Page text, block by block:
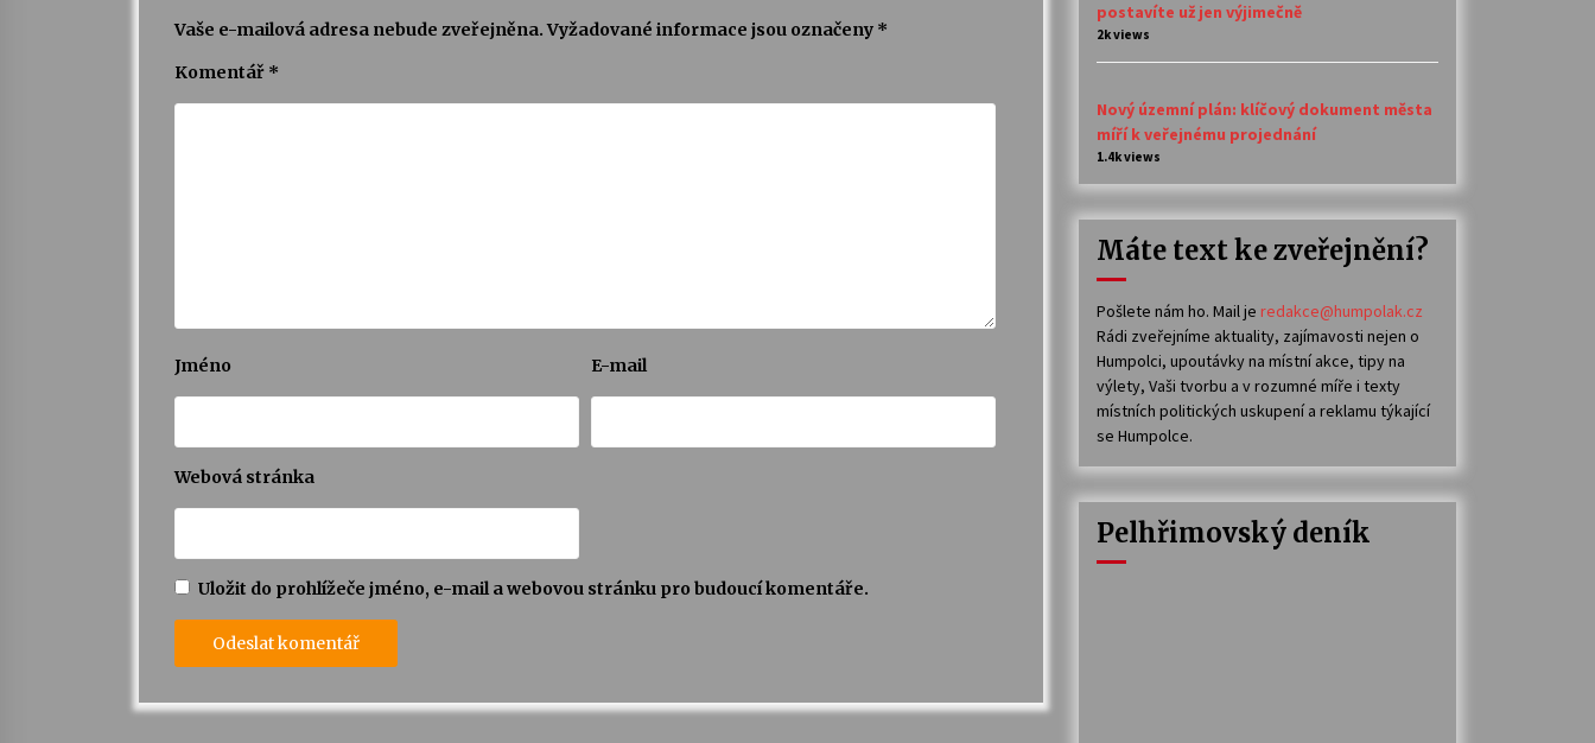
Vaše e-mailová adresa nebude zveřejněna. Vyžadované informace jsou označeny *
Komentář *
Jméno E-mail
Webová stránka
Uložit do prohlížeče jméno, e-mail a webovou stránku pro budoucí komentáře.
postavíte už jen výjimečně
2k views
Nový územní plán: klíčový dokument města
míří k veřejnému projednání
1.4k views
Máte text ke zveřejnění?
Pošlete nám ho. Mail je redakce@humpolak.cz
Rádi zveřejníme aktuality, zajímavosti nejen o
Humpolci, upoutávky na místní akce, tipy na
výlety, Vaši tvorbu a v rozumné míře i texty
místních politických uskupení a reklamu týkající
se Humpolce.
Pelhřimovský deník